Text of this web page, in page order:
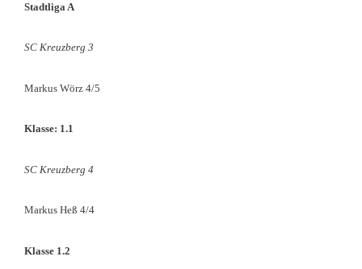
Stadtliga A
SC Kreuzberg 3
Markus Wörz 4/5
Klasse: 1.1
SC Kreuzberg 4
Markus Heß 4/4
Klasse 1.2